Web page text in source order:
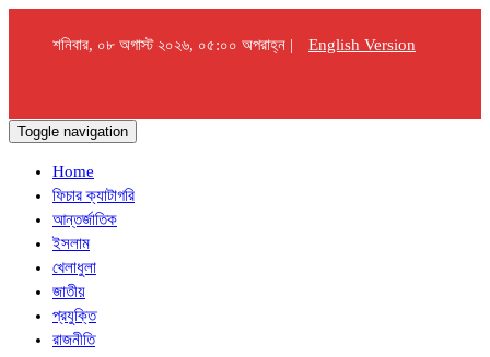
শনিবার, ০৮ অগাস্ট ২০২৬, ০৫:০০ অপরাহ্ন | English Version
Toggle navigation
Home
ফিচার ক্যাটাগরি
আন্তর্জাতিক
ইসলাম
খেলাধুলা
জাতীয়
প্রযুক্তি
রাজনীতি